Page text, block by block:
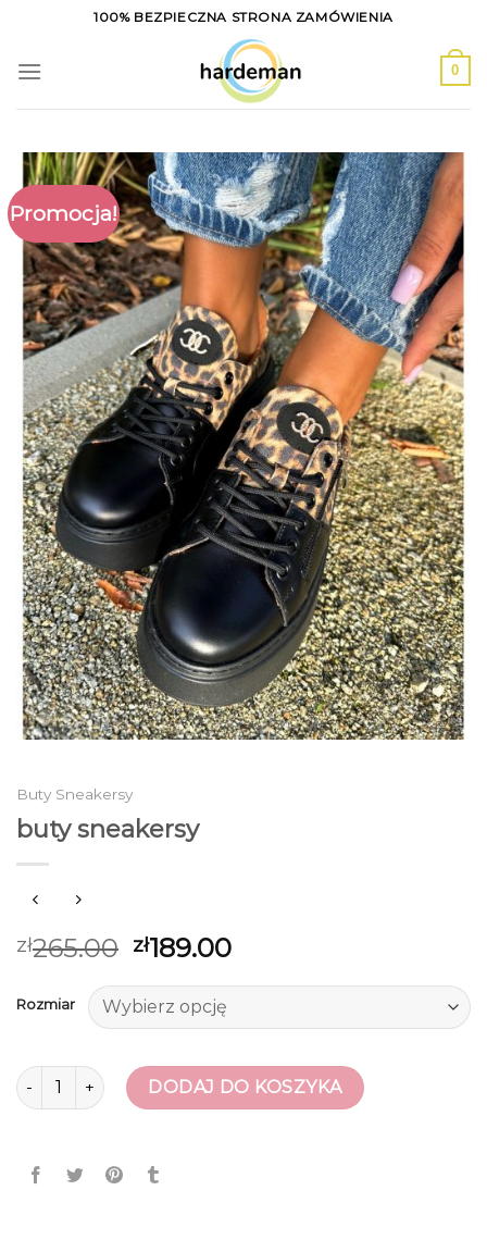
content
100% BEZPIECZNA STRONA ZAMÓWIENIA
0
Promocja!
Buty Sneakersy
buty sneakersy
zł265.00 zł189.00
Rozmiar
ilość buty sneakersyDODAJ DO KOSZYKA